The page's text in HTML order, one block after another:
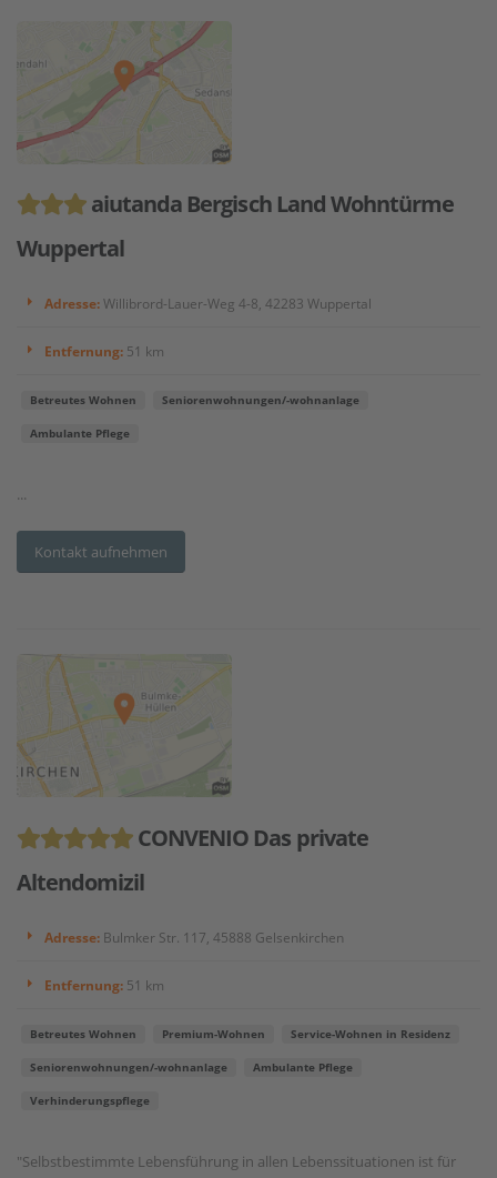
aiutanda Bergisch Land Wohntürme
Wuppertal
Adresse:Willibrord-Lauer-Weg 4-8, 42283 Wuppertal
Entfernung: 51 km
Betreutes Wohnen Seniorenwohnungen/-wohnanlage
Ambulante Pflege
...
Kontakt aufnehmen
CONVENIO Das private
Altendomizil
Adresse: Bulmker Str. 117, 45888 Gelsenkirchen
Entfernung: 51 km
Betreutes Wohnen Premium-Wohnen Service-Wohnen in Residenz
Seniorenwohnungen/-wohnanlage Ambulante Pflege
Verhinderungspflege
"Selbstbestimmte Lebensführung in allen Lebenssituationen ist für